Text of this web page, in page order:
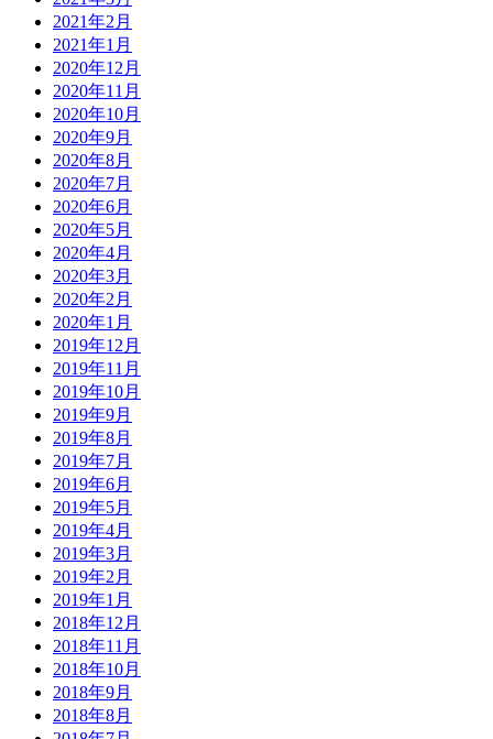
2021年2月
2021年1月
2020年12月
2020年11月
2020年10月
2020年9月
2020年8月
2020年7月
2020年6月
2020年5月
2020年4月
2020年3月
2020年2月
2020年1月
2019年12月
2019年11月
2019年10月
2019年9月
2019年8月
2019年7月
2019年6月
2019年5月
2019年4月
2019年3月
2019年2月
2019年1月
2018年12月
2018年11月
2018年10月
2018年9月
2018年8月